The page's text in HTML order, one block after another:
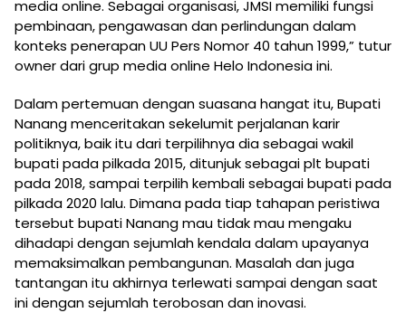
media online. Sebagai organisasi, JMSI memiliki fungsi
pembinaan, pengawasan dan perlindungan dalam
konteks penerapan UU Pers Nomor 40 tahun 1999,” tutur
owner dari grup media online Helo Indonesia ini.
Dalam pertemuan dengan suasana hangat itu, Bupati
Nanang menceritakan sekelumit perjalanan karir
politiknya, baik itu dari terpilihnya dia sebagai wakil
bupati pada pilkada 2015, ditunjuk sebagai plt bupati
pada 2018, sampai terpilih kembali sebagai bupati pada
pilkada 2020 lalu. Dimana pada tiap tahapan peristiwa
tersebut bupati Nanang mau tidak mau mengaku
dihadapi dengan sejumlah kendala dalam upayanya
memaksimalkan pembangunan. Masalah dan juga
tantangan itu akhirnya terlewati sampai dengan saat
ini dengan sejumlah terobosan dan inovasi.